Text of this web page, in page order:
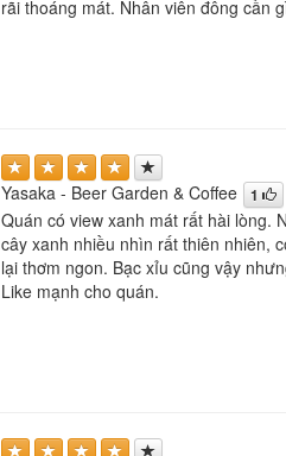
rãi thoáng mát. Nhân viên đông cần
Yasaka - Beer Garden & Coffee 1
Quán có view xanh mát rất hài lòng.
cây xanh nhiều nhìn rất thiên nhiên,
lại thơm ngon. Bạc xỉu cũng vậy
Like mạnh cho quán.